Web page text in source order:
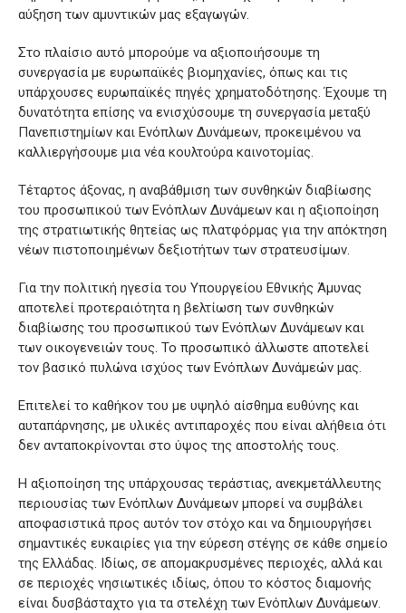
αύξηση των αμυντικών μας εξαγωγών.
Στο πλαίσιο αυτό μπορούμε να αξιοποιήσουμε τη
συνεργασία με ευρωπαϊκές βιομηχανίες, όπως και τις
υπάρχουσες ευρωπαϊκές πηγές χρηματοδότησης. Έχουμε τη
δυνατότητα επίσης να ενισχύσουμε τη συνεργασία μεταξύ
Πανεπιστημίων και Ενόπλων Δυνάμεων, προκειμένου να
καλλιεργήσουμε μια νέα κουλτούρα καινοτομίας.
Τέταρτος άξονας, η αναβάθμιση των συνθηκών διαβίωσης
του προσωπικού των Ενόπλων Δυνάμεων και η αξιοποίηση
της στρατιωτικής θητείας ως πλατφόρμας για την απόκτηση
νέων πιστοποιημένων δεξιοτήτων των στρατευσίμων.
Για την πολιτική ηγεσία του Υπουργείου Εθνικής Άμυνας
αποτελεί προτεραιότητα η βελτίωση των συνθηκών
διαβίωσης του προσωπικού των Ενόπλων Δυνάμεων και
των οικογενειών τους. Το προσωπικό άλλωστε αποτελεί
τον βασικό πυλώνα ισχύος των Ενόπλων Δυνάμεών μας.
Επιτελεί το καθήκον του με υψηλό αίσθημα ευθύνης και
αυταπάρνησης, με υλικές αντιπαροχές που είναι αλήθεια ότι
δεν ανταποκρίνονται στο ύψος της αποστολής τους.
Η αξιοποίηση της υπάρχουσας τεράστιας, ανεκμετάλλευτης
περιουσίας των Ενόπλων Δυνάμεων μπορεί να συμβάλει
αποφασιστικά προς αυτόν τον στόχο και να δημιουργήσει
σημαντικές ευκαιρίες για την εύρεση στέγης σε κάθε σημείο
της Ελλάδας. Ιδίως, σε απομακρυσμένες περιοχές, αλλά και
σε περιοχές νησιωτικές ιδίως, όπου το κόστος διαμονής
είναι δυσβάσταχτο για τα στελέχη των Ενόπλων Δυνάμεων.